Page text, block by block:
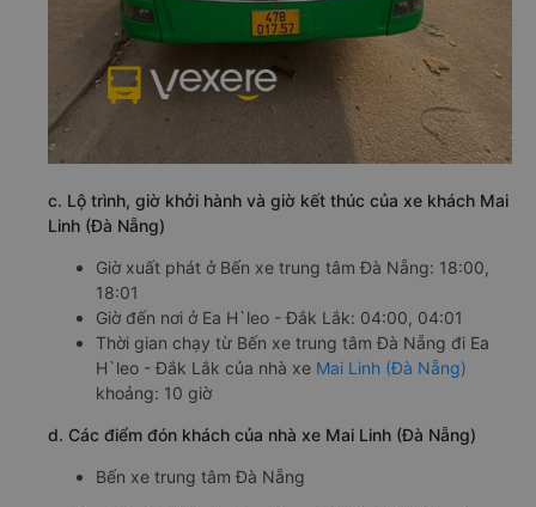
c. Lộ trình, giờ khởi hành và giờ kết thúc của xe khách Mai
Linh (Đà Nẵng)
Giờ xuất phát ở Bến xe trung tâm Đà Nẵng: 18:00,
18:01
Giờ đến nơi ở Ea H`leo - Đắk Lắk: 04:00, 04:01
Thời gian chạy từ Bến xe trung tâm Đà Nẵng đi Ea
H`leo - Đắk Lắk của nhà xe Mai Linh (Đà Nẵng)
khoảng: 10 giờ
d. Các điểm đón khách của nhà xe Mai Linh (Đà Nẵng)
Bến xe trung tâm Đà Nẵng